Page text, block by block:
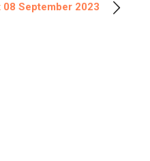
08 September 2023